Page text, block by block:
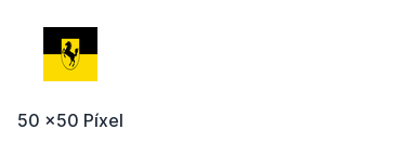
50 x50 Píxel